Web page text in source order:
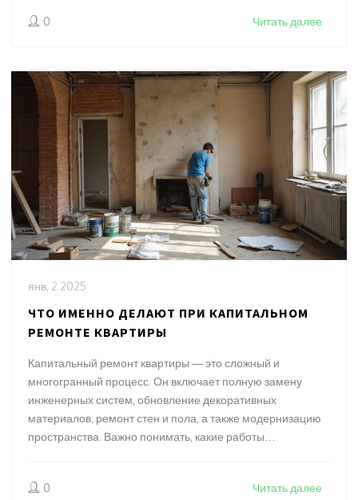
ошибок. Советы помогут приблизительно оценить нужные
0 Читать далее
янв, 2 2025
ЧТО ИМЕННО ДЕЛАЮТ ПРИ КАПИТАЛЬНОМ
РЕМОНТЕ КВАРТИРЫ
Капитальный ремонт квартиры — это сложный и
многогранный процесс. Он включает полную замену
инженерных систем, обновление декоративных
материалов, ремонт стен и пола, а также модернизацию
пространства. Важно понимать, какие работы
основные этапы и детали капитального ремонта.
0 Читать далее